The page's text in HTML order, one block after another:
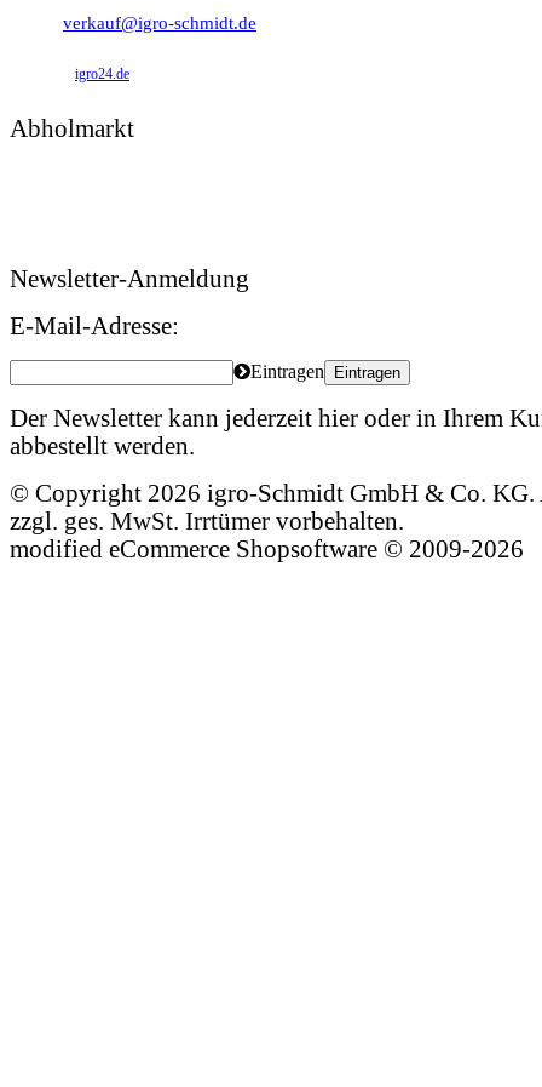
verkauf@igro-schmidt.de
igro24.de
Abholmarkt
Newsletter-Anmeldung
E-Mail-Adresse:
Eintragen Eintragen
Der Newsletter kann jederzeit hier oder in Ihrem
abbestellt werden.
© Copyright 2026 igro-Schmidt GmbH & Co. KG.
zzgl. ges. MwSt. Irrtümer vorbehalten.
modified eCommerce Shopsoftware © 2009-2026